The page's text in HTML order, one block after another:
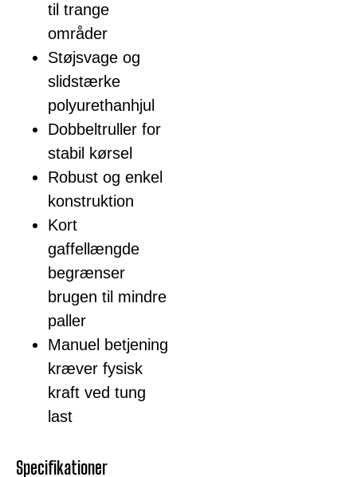
til trange
områder
Støjsvage og
slidstærke
polyurethanhjul
Dobbeltruller for
stabil kørsel
Robust og enkel
konstruktion
Kort
gaffellængde
begrænser
brugen til mindre
paller
Manuel betjening
kræver fysisk
kraft ved tung
last
Specifikationer